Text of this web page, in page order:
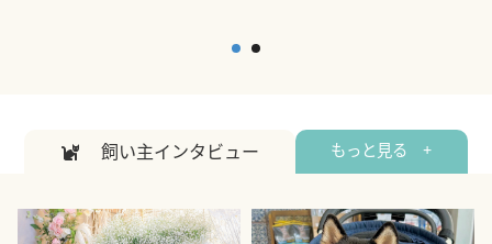
飼い主インタビュー もっと見る +